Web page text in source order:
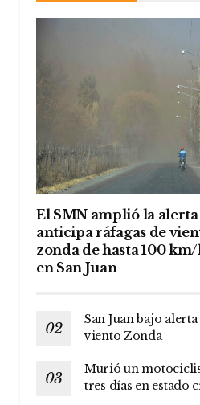
El SMN amplió la
anticipa ráfagas de
zonda de hasta 100
en San Juan
San Juan bajo
viento Zonda
Murió un
tres días en estado